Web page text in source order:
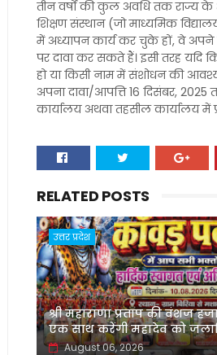
तीन वर्षों की कुल अवधि तक राज्य के
शिक्षण संस्थान (जो माध्यमिक
में अध्यापन कार्य कर चुके हों, वे
पर दावा कर सकते हैं। इसी तरह यदि
हो या किसी नाम में संशोधन की
अपना दावा/आपत्ति 16 दिसंबर,
कार्यालय अथवा तहसील कार्यालय में
RELATED POSTS
उत्तर प्रदेश
श्री महाराणा प्रताप की वंशज
एक साथ करेंगी महादेव को
August 06, 2026